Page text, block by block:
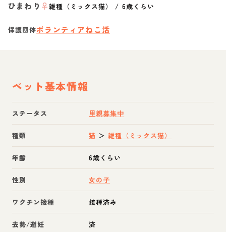
ひまわり ♀雑種（ミックス猫） / 6歳くらい
保護団体ボランティアねこ活
ペット基本情報
ステータス 里親募集中
種類 猫 ＞雑種（ミックス猫）
年齢 6歳くらい
性別 女の子
ワクチン接種 接種済み
去勢/避妊 済